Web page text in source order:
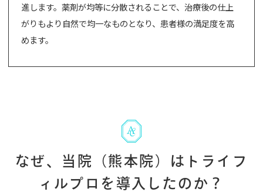
進します。薬剤が均等に分散されることで、治療後の仕上
がりもより自然で均一なものとなり、患者様の満足度を高
めます。
なぜ、当院（熊本院）はトライフ
ィルプロを導入したのか？